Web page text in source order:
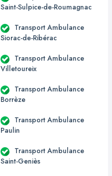
Saint-Sulpice-de-Roumagnac
Transport Ambulance
Siorac-de-Ribérac
Transport Ambulance
Villetoureix
Transport Ambulance
Borrèze
Transport Ambulance
Paulin
Transport Ambulance
Saint-Geniès